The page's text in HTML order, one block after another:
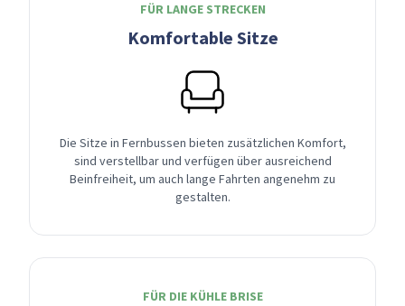
FÜR LANGE STRECKEN
Komfortable Sitze
Die Sitze in Fernbussen bieten zusätzlichen Komfort,
sind verstellbar und verfügen über ausreichend
Beinfreiheit, um auch lange Fahrten angenehm zu
gestalten.
FÜR DIE KÜHLE BRISE